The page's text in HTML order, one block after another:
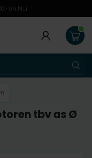
(in NL)
tbv as Ø